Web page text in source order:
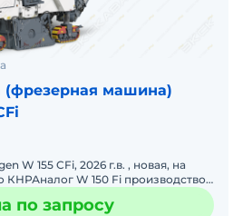
машина)
W 155 CFi, 2026 г.в. , новая, на
КНРАналог W 150 Fi производство
4 недели, цена с НДС. Возм
по запросу